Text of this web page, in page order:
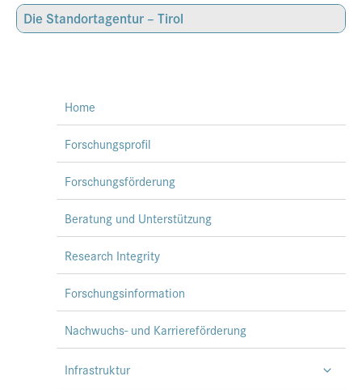
Presse
Datenschutz
Service-Links
de |en
Die Standortagentur – Tirol
Home
Forschungsprofil
Forschungsförderung
Beratung und Unterstützung
Research Integrity
Forschungsinformation
Nachwuchs- und Karriereförderung
Infrastruktur